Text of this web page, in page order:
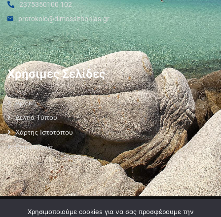
2375350100 102
protokolo@dimossithonias.gr
Χρήσιμες Σελίδες
Αρχική
Δελτία Τύπου
Χάρτης Ιστοτόπου
Επικοινωνία
Χρησιμοποιούμε cookies για να σας προσφέρουμε την